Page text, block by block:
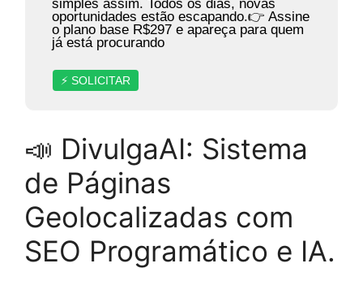
simples assim. Todos os dias, novas
oportunidades estão escapando.👉 Assine
o plano base R$297 e apareça para quem
já está procurando
⚡ SOLICITAR
📣 DivulgaAI: Sistema
de Páginas
Geolocalizadas com
SEO Programático e IA.